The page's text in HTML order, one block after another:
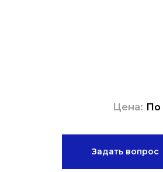
Цена: По
Задать вопрос